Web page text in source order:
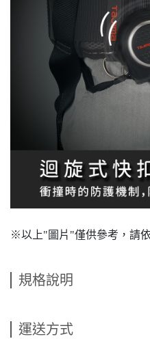
※以上"圖片"僅供參考，請
規格說明
運送方式